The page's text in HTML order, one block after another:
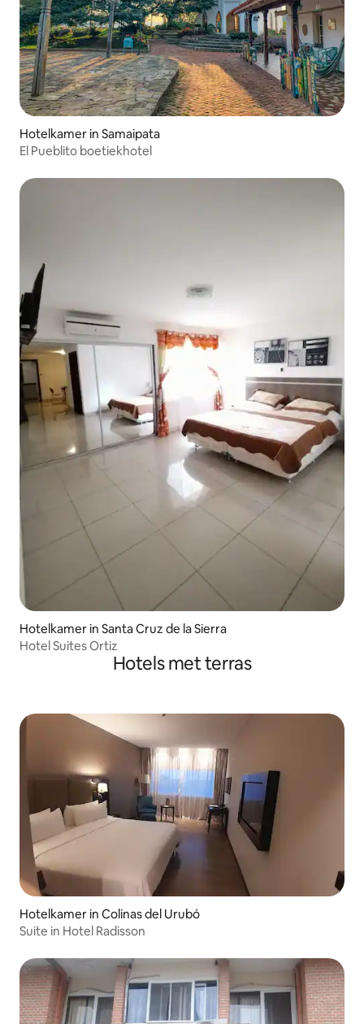
Hotelkamer in Samaipata
El Pueblito boetiekhotel
Hotelkamer in Santa Cruz de la Sierra
Hotel Suites Ortiz
Hotels met terras
Hotelkamer in Colinas del Urubó
Suite in Hotel Radisson